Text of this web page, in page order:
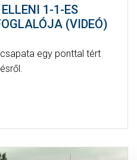
1-1-ES
(VIDEÓ)
egy ponttal tért